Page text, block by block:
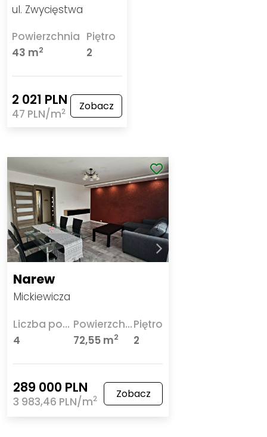
ul. Zwycięstwa
Powierzchnia
43 m2
Piętro
2
2 021 PLN
47 PLN/m2 Zobacz
Narew
Mickiewicza
Liczba pokoi
4
Powierzchnia
72,55 m2
Piętro
2
289 000 PLN
3 983,46 PLN/m2 Zobacz